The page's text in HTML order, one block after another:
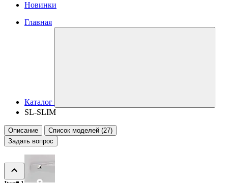
Новинки
Главная
Каталог
SL-SLIM
Описание
Список моделей (27)
Задать вопрос